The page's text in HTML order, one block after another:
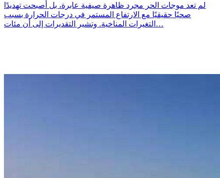
لم تعد موجات الحر مجرد ظاهرة صيفية عابرة، بل أصبحت تهديدًا
صحيًا حقيقيًا مع الارتفاع المستمر في درجات الحرارة بسبب
التغيرات المناخية. وتشير التقديرات إلى أن مئات…